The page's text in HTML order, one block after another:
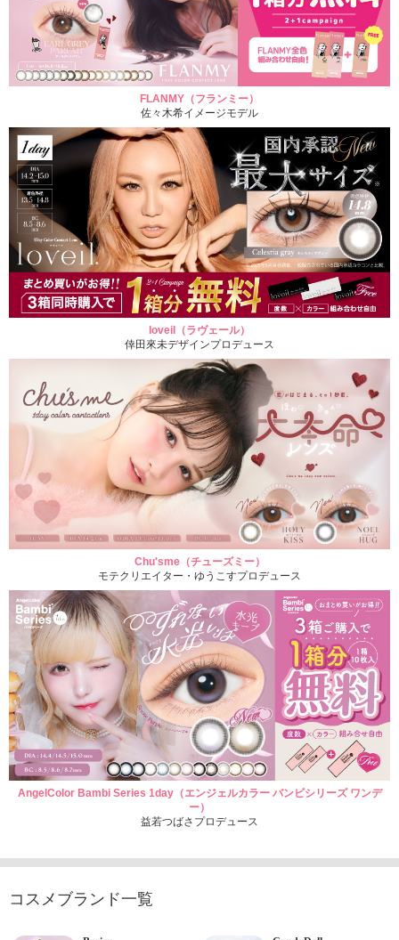
FLANMY（フランミー）
佐々木希イメージモデル
loveil（ラヴェール）
倖田來未デザインプロデュース
Chu'sme（チューズミー）
モテクリエイター・ゆうこすプロデュース
AngelColor Bambi Series 1day（エンジェルカラー バンビシリーズ ワンデ
ー）
益若つばさプロデュース
コスメブランド一覧